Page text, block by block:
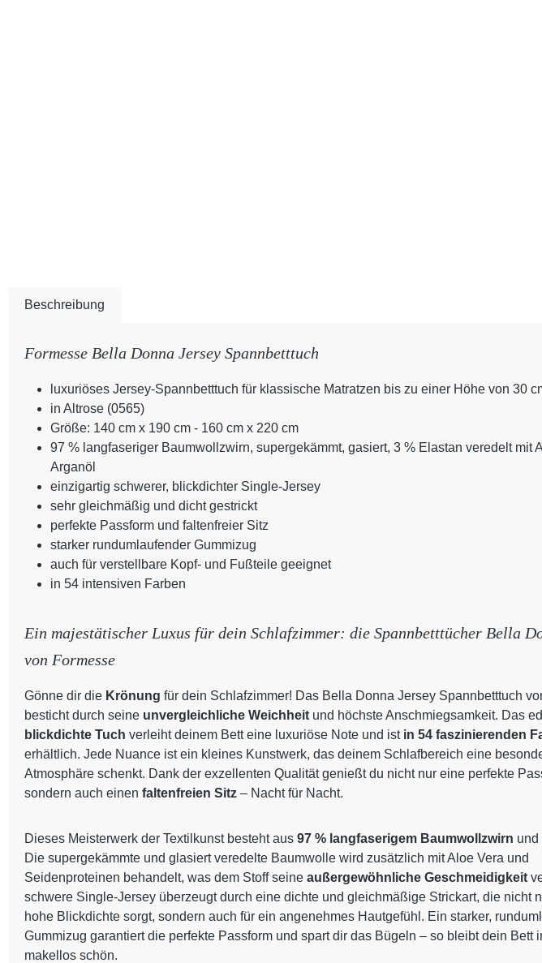
Beschreibung
Formesse Bella Donna Jersey Spannbetttuch
luxuriöses Jersey-Spannbetttuch für klassische Matratzen bis zu einer Höhe von 30
in Altrose (0565)
Größe: 140 cm x 190 cm - 160 cm x 220 cm
97 % langfaseriger Baumwollzwirn, supergekämmt, gasiert, 3 % Elastan veredelt mit
Arganöl
einzigartig schwerer, blickdichter Single-Jersey
sehr gleichmäßig und dicht gestrickt
perfekte Passform und faltenfreier Sitz
starker rundumlaufender Gummizug
auch für verstellbare Kopf- und Fußteile geeignet
in 54 intensiven Farben
Ein majestätischer Luxus für dein Schlafzimmer: die Spannbetttücher Bella
von Formesse
Gönne dir die Krönung für dein Schlafzimmer! Das Bella Donna Jersey Spannbetttuch
besticht durch seine unvergleichliche Weichheit und höchste Anschmiegsamkeit. Das
blickdichte Tuch verleiht deinem Bett eine luxuriöse Note und ist in 54 faszinierenden
erhältlich. Jede Nuance ist ein kleines Kunstwerk, das deinem Schlafbereich eine
Atmosphäre schenkt. Dank der exzellenten Qualität genießt du nicht nur eine perfekte
sondern auch einen faltenfreien Sitz – Nacht für Nacht.
Dieses Meisterwerk der Textilkunst besteht aus 97 % langfaserigem Baumwollzwirn und
Die supergekämmte und glasiert veredelte Baumwolle wird zusätzlich mit Aloe Vera und
Seidenproteinen behandelt, was dem Stoff seine außergewöhnliche Geschmeidigkeit
schwere Single-Jersey überzeugt durch eine dichte und gleichmäßige Strickart, die nicht
hohe Blickdichte sorgt, sondern auch für ein angenehmes Hautgefühl. Ein starker,
Gummizug garantiert die perfekte Passform und spart dir das Bügeln – so bleibt dein Bett
makellos schön.